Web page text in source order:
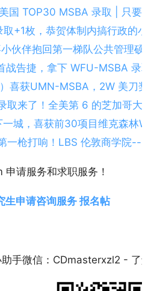
国 TOP30 MSBA 录取 | 只要
+1枚，恭贺体制内搞行政的小
伙伴抱回第一梯队公共管理硕
战告捷，拿下 WFU-MSBA 录
喜获UMN-MSBA，2W 美刀奖
取来了！全美第 6 的芝加哥大
一城，喜获前30项目维克森林
一枪打响！LBS 伦敦商学院--
请服务和求职服务！
生申请咨询服务 报名帖
手微信：CDmasterxzl2 - 了解